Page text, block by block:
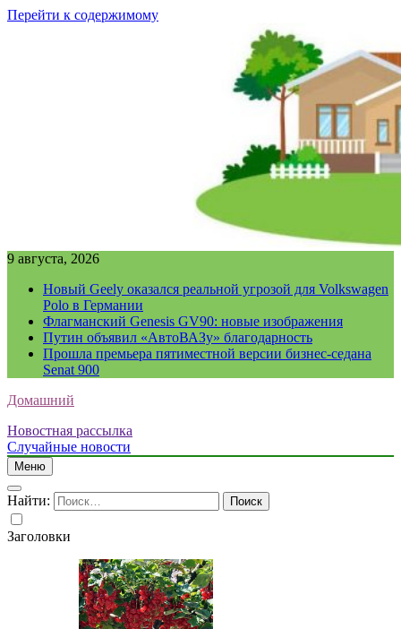
Перейти к содержимому
9 августа, 2026
Новый Geely оказался реальной угрозой для Volkswagen
Polo в Германии
Флагманский Genesis GV90: новые изображения
Путин объявил «АвтоВАЗу» благодарность
Прошла премьера пятиместной версии бизнес-седана
Senat 900
Домашний
Новостная рассылка
Случайные новости
Меню
Найти:
Заголовки